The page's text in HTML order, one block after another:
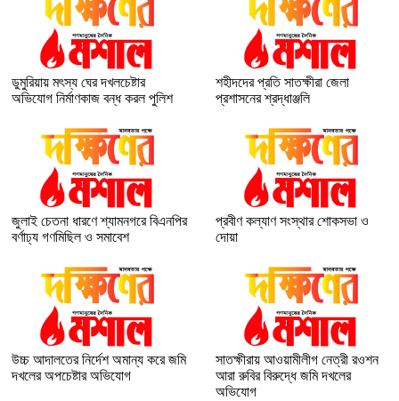
ডুমুরিয়ায় মৎস্য ঘের দখলচেষ্টার
অভিযোগ নির্মাণকাজ বন্ধ করল পুলিশ
শহীদদের প্রতি সাতক্ষীরা জেলা
প্রশাসনের শ্রদ্ধাঞ্জলি
জুলাই চেতনা ধারণে শ্যামনগরে বিএনপির
বর্ণাঢ্য গণমিছিল ও সমাবেশ
প্রবীণ কল্যাণ সংস্থার শোকসভা ও
দোয়া
উচ্চ আদালতের নির্দেশ অমান্য করে জমি
দখলের অপচেষ্টার অভিযোগ
সাতক্ষীরায় আওয়ামীলীগ নেত্রী রওশন
আরা রুবির বিরুদ্ধে জমি দখলের
অভিযোগ